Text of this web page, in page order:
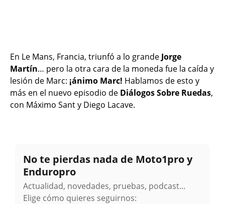
En Le Mans, Francia, triunfó a lo grande Jorge
Martín… pero la otra cara de la moneda fue la caída y
lesión de Marc: ¡ánimo Marc! Hablamos de esto y
más en el nuevo episodio de Diálogos Sobre Ruedas,
con Máximo Sant y Diego Lacave.
No te pierdas nada de Moto1pro y
Enduropro
Actualidad, novedades, pruebas, podcast...
Elige cómo quieres seguirnos: